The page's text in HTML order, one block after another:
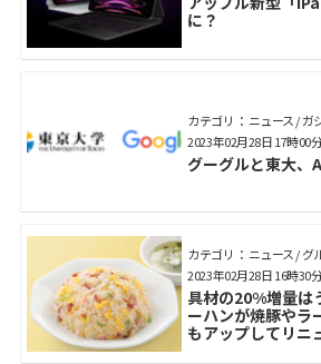
に？
カテゴリ： ニュース / ガ
グーグルと東大、
2023年02月28日 17時00
カテゴリ： ニュース / グ
具材の20%増量は
ーハンが焼豚やラ
もアップしてリニ
2023年02月28日 16時30